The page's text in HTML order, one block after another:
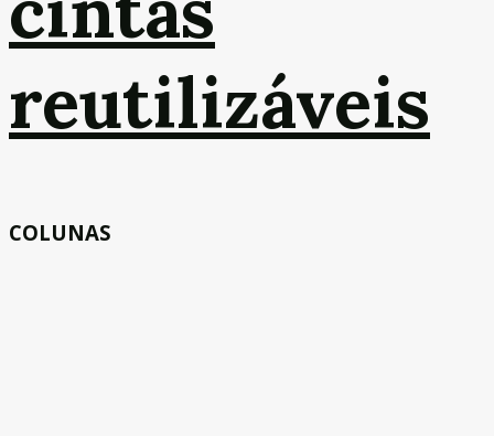
reutilizáveis
COLUNAS